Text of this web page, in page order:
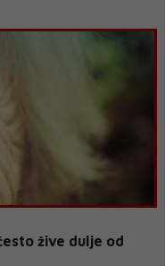
žive dulje od